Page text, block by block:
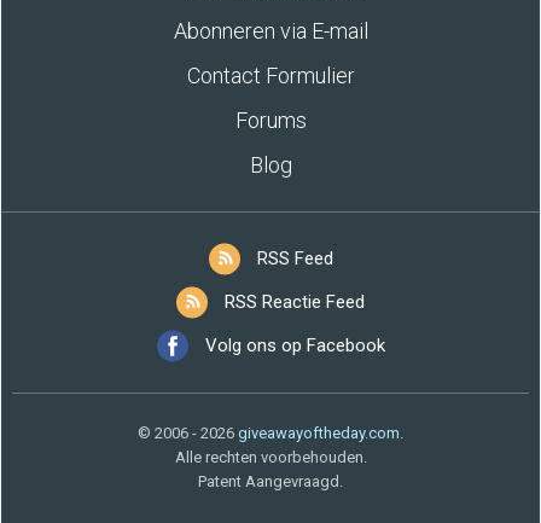
Abonneren via E-mail
Contact Formulier
Forums
Blog
RSS Feed
RSS Reactie Feed
Volg ons op Facebook
© 2006 - 2026 giveawayoftheday.com.
Alle rechten voorbehouden.
Patent Aangevraagd.